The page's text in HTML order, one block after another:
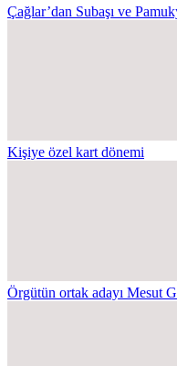
Çağlar’dan Subaşı ve
Kişiye özel kart dönemi
Örgütün ortak adayı Mesut